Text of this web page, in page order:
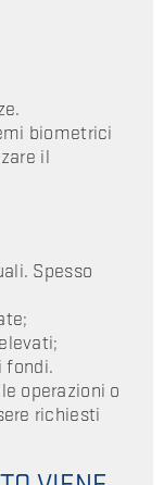
biometrici
il
Spesso
fondi.
operazioni o
richiesti